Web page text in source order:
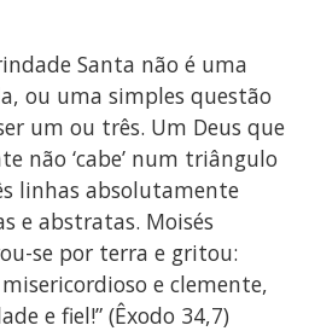
Santa não é uma
ou uma simples questão
um ou três. Um Deus que
não ‘cabe’ num triângulo
linhas absolutamente
e abstratas. Moisés
se por terra e gritou:
misericordioso e clemente,
e fiel!” (Êxodo 34,7)